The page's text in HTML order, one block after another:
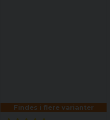
Findes i flere varianter